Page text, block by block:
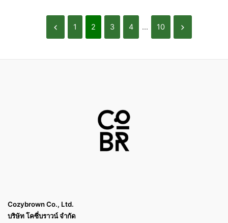
1 2 3 4 ... 10
Cozybrown Co., Ltd.
บริษัท โคซี่บราวน์ จำกัด